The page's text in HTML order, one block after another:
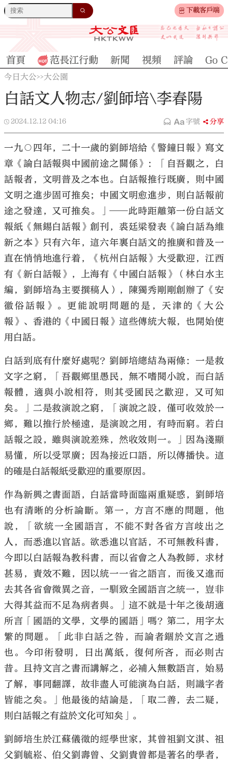
下載客戶端
大公文匯
首頁 范長江行動 新聞 視頻 評論 Go
今日大公>>大公園
白話文人物志/劉師培\李春陽
2024.12.12 04:16 字號 分享
一九○四年，二十一歲的劉師培給《警鐘日報》寫文
章《論白話報與中國前途之關係》：「自吾觀之，白
話報者，文明普及之本也。白話報推行既廣，則中國
文明之進步固可推矣；中國文明愈進步，則白話報前
途之發達，又可推矣。」──此時距離第一份白話文
報紙《無錫白話報》創刊，裘廷梁發表《論白話為維
新之本》只有六年，這六年裏白話文的推廣和普及一
直在悄悄地進行着，《杭州白話報》大受歡迎，江西
有《新白話報》，上海有《中國白話報》（林白水主
編，劉師培為主要撰稿人），陳獨秀剛剛創辦了《安
徽俗話報》。更能說明問題的是，天津的《大公
報》、香港的《中國日報》這些傳統大報，也開始使
用白話。
白話到底有什麼好處呢？劉師培總結為兩條：一是救
文字之窮，「吾觀鄉里愚民，無不嗜閱小說，而白話
報體，適與小說相符，則其受國民之歡迎，又可知
矣。」二是救演說之窮，「演說之設，僅可收效於一
鄉，難以推行於極遠，是演說之用，有時而窮。若白
話報之設，雖與演說差殊，然收效則一。」因為淺顯
易懂，所以受眾廣；因為接近口語，所以傳播快。這
的確是白話報紙受歡迎的重要原因。
作為新興之書面語，白話當時面臨兩重疑惑，劉師培
也有清晰的分析論斷。第一，方言不應的問題，他
說，「欲統一全國語言，不能不對各省方言歧出之
人，而悉進以官話。欲悉進以官話，不可無教科書，
今即以白話報為教科書，而以省會之人為教師，求材
甚易，責效不難，因以統一一省之語言，而後又進而
去其各省會微異之音，一馴致全國語言之統一，豈非
大得其益而不足為病者與。」這不就是十年之後胡適
所言「國語的文學，文學的國語」嗎？第二，用字太
繁的問題。「此非白話之咎，而論者錮於文言之過
也。今印術發明，日出萬紙，復何所吝，而必則古
昔。且持文言之書而講解之，必補入無數語言，始易
了解，事同翻譯，故非盡人可能演為白話，則識字者
皆能之矣。」他最後的結論是，「取二善，去二疑，
則白話報之有益於文化可知矣」。
劉師培生於江蘇儀徵的經學世家，其曾祖劉文淇、祖
父劉毓崧、伯父劉壽曾、父劉貴曾都是著名的學者，